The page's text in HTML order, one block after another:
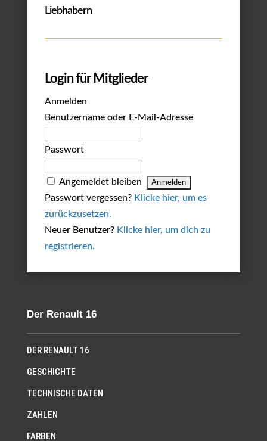
Liebhabern
Login für Mitglieder
Anmelden
Benutzername oder E-Mail-Adresse
Passwort
Angemeldet bleiben
Passwort vergessen? Klicke hier, um es
zurückzusetzen.
Neuer Benutzer? Klicke hier, um dich zu
registrieren.
Der Renault 16
DER RENAULT 16
GESCHICHTE
TECHNISCHE DATEN
ZAHLEN
FARBEN